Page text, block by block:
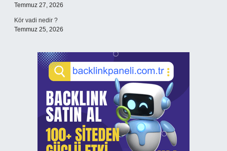
Temmuz 27, 2026
Kör vadi nedir ?
Temmuz 25, 2026